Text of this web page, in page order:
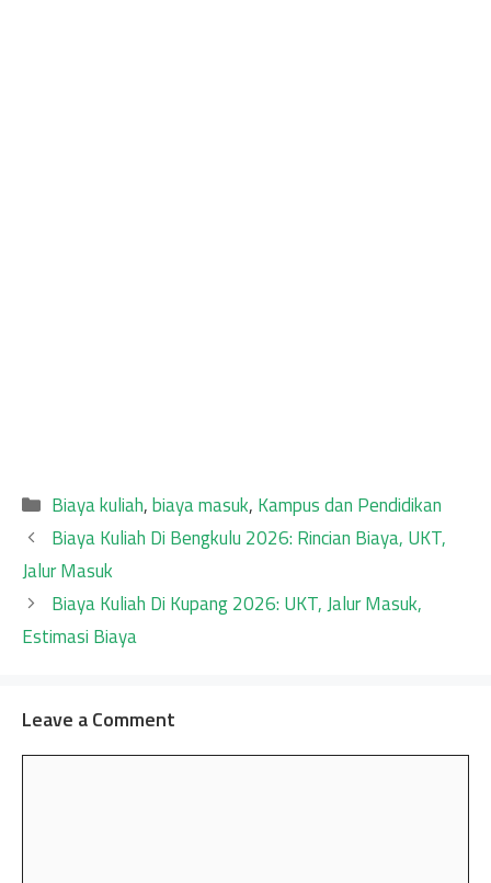
Categories
Biaya kuliah,biaya masuk, Kampus dan Pendidikan
Biaya Kuliah Di Bengkulu 2026: Rincian Biaya, UKT,
Jalur Masuk
Biaya Kuliah Di Kupang 2026: UKT, Jalur Masuk,
Estimasi Biaya
Leave a Comment